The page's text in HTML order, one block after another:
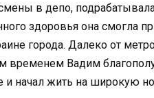
в депо,
здоровья она смогла
города. Далеко от
временем Вадим
начал жить на широкую